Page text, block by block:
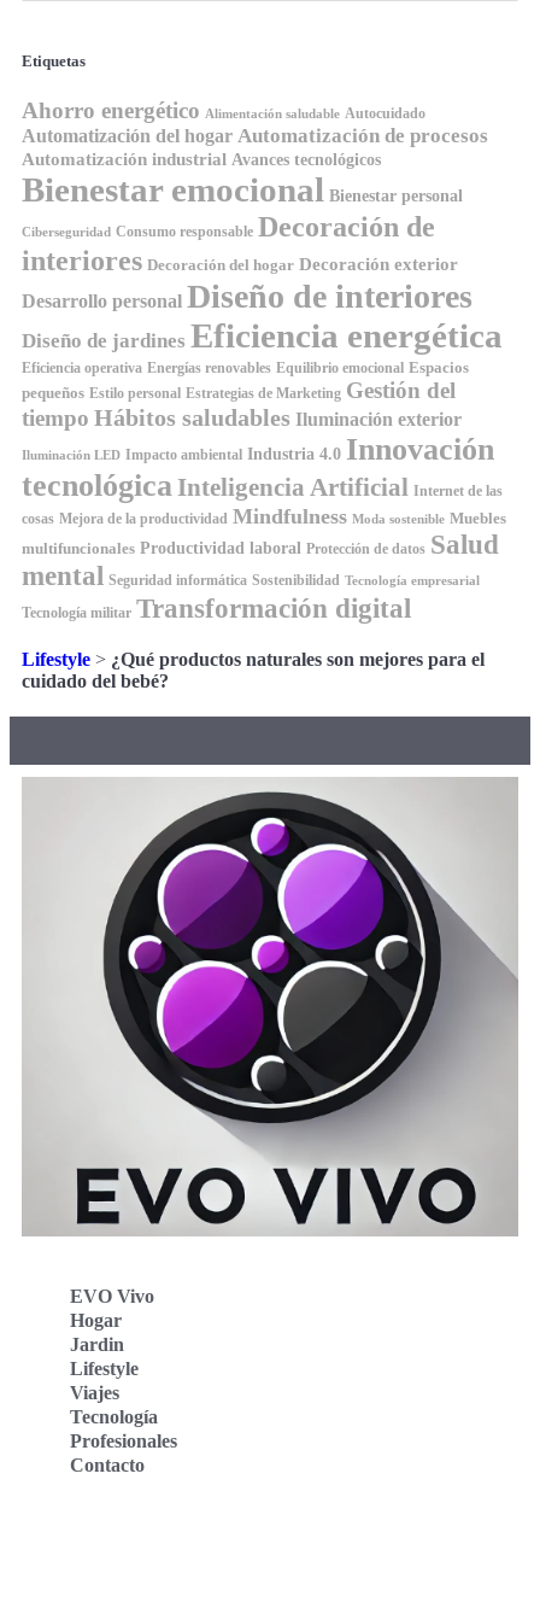
Etiquetas
Ahorro energético Alimentación saludable Autocuidado
Automatización del hogar Automatización de procesos
Automatización industrial Avances tecnológicos
Bienestar emocional Bienestar personal
Ciberseguridad Consumo responsable Decoración de
interiores Decoración del hogar Decoración exterior
Desarrollo personal Diseño de interiores
Diseño de jardines Eficiencia energética
Eficiencia operativa Energías renovables Equilibrio emocional Espacios
pequeños Estilo personal Estrategias de Marketing Gestión del
tiempo Hábitos saludables Iluminación exterior
Iluminación LED Impacto ambiental Industria 4.0 Innovación
tecnológica Inteligencia Artificial Internet de las
cosas Mejora de la productividad Mindfulness Moda sostenible Muebles
multifuncionales Productividad laboral Protección de datos Salud
mental Seguridad informática Sostenibilidad Tecnología empresarial
Tecnología militar Transformación digital
Lifestyle > ¿Qué productos naturales son mejores para el
cuidado del bebé?
EVO Vivo
Hogar
Jardin
Lifestyle
Viajes
Tecnología
Profesionales
Contacto